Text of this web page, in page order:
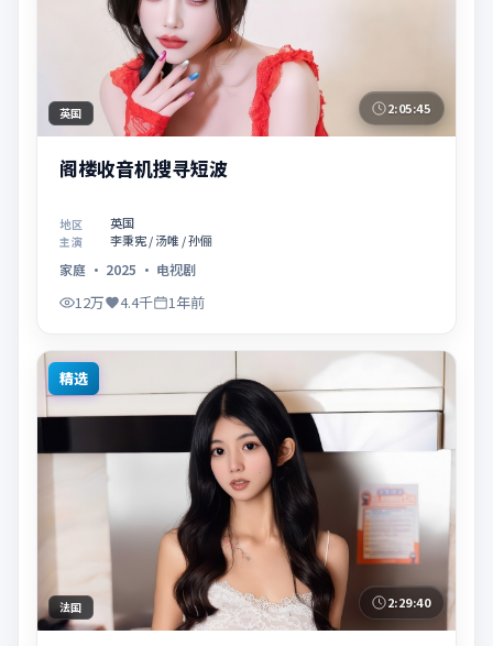
英国 2:05:45
阁楼收音机搜寻短波
地区 英国
主演 李秉宪 / 汤唯 / 孙俪
家庭 · 2025 · 电视剧
12万 4.4千 1年前
精选
法国 2:29:40